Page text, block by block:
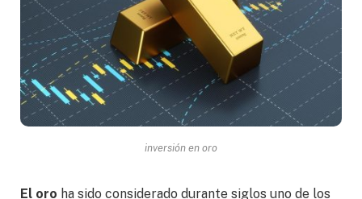
inversión en oro
El oro ha sido considerado durante siglos uno de los